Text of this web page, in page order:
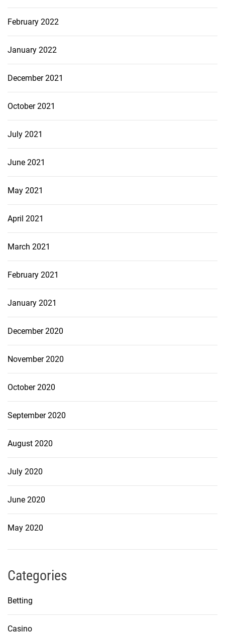
February 2022
January 2022
December 2021
October 2021
July 2021
June 2021
May 2021
April 2021
March 2021
February 2021
January 2021
December 2020
November 2020
October 2020
September 2020
August 2020
July 2020
June 2020
May 2020
Categories
Betting
Casino